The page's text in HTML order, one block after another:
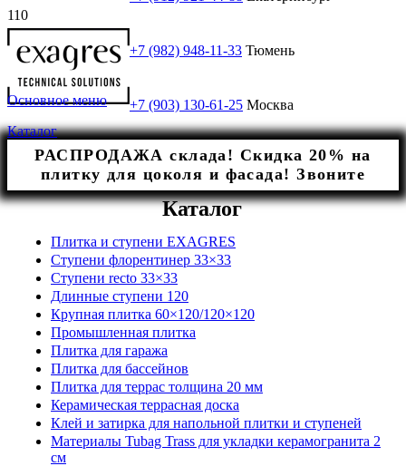
+7 (982) 948-11-33 Тюмень
+7 (903) 130-61-25 Москва
Основное меню
Каталог
РАСПРОДАЖА склада! Скидка 20% на
плитку для цоколя и фасада! Звоните
Каталог
Плитка и ступени EXAGRES
Ступени флорентинер 33×33
Ступени recto 33×33
Длинные ступени 120
Крупная плитка 60×120/120×120
Промышленная плитка
Плитка для гаража
Плитка для бассейнов
Плитка для террас толщина 20 мм
Керамическая террасная доска
Клей и затирка для напольной плитки и ступеней
Материалы Tubag Trass для укладки керамогранита 2
см